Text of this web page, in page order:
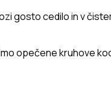
gosto cedilo in v
opečene kruhove